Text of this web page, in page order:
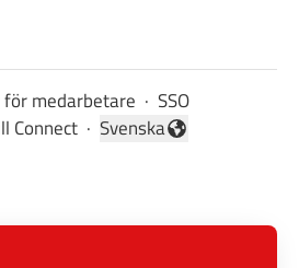
för medarbetare · SSO
Connect · Byt språk
Svenska